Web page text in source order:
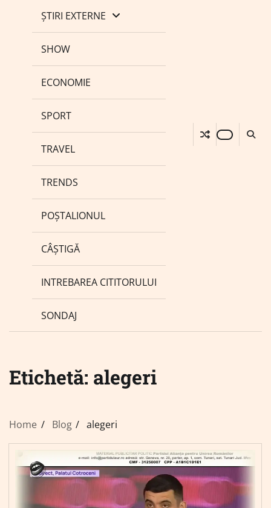
ȘTIRI EXTERNE
SHOW
ECONOMIE
SPORT
TRAVEL
TRENDS
POȘTALIONUL
CÂȘTIGĂ
INTREBAREA CITITORULUI
SONDAJ
Etichetă: alegeri
Home Blog alegeri